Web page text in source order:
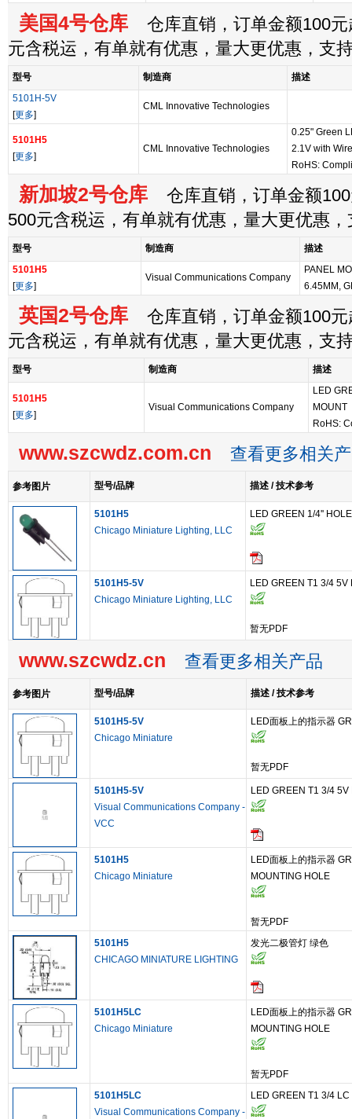
美国4号仓库 仓库直销，订单金额100元
元含税运，有单就有优惠，量大更优惠，支
型号 制造商
描述
5101H-5V
[更多]
CML Innovative Technologies
5101H5
[更多]
CML Innovative Technologies
0.25" Green
2.1V with
RoHS:
新加坡2号仓库 仓库直销，订单金额
500元含税运，有单就有优惠，量大更优惠
型号 制造商
描述
5101H5
[更多]
Visual Communications Company
PANEL
6.45MM,
英国2号仓库 仓库直销，订单金额100元
元含税运，有单就有优惠，量大更优惠，支
型号 制造商 描述
5101H5
[更多]
Visual Communications Company
LED
MOUNT
RoHS:
www.szcwdz.com.cn 查看更多相关
参考图片 型号/品牌 描述 / 技术参考
5101H5
Chicago Miniature Lighting, LLC
LED GREEN 1/4''
5101H5-5V
Chicago Miniature Lighting, LLC
LED GREEN T1 3/4 5V
暂无PDF
www.szcwdz.cn 查看更多相关产品
参考图片 型号/品牌 描述 / 技术参考
5101H5-5V
Chicago Miniature
LED面板上的指示器
暂无PDF
5101H5-5V
Visual Communications Company -
VCC
LED GREEN T1 3/4 5V
5101H5
Chicago Miniature
LED面板上的指示器
MOUNTING HOLE
暂无PDF
5101H5
CHICAGO MINIATURE LIGHTING
发光二极管灯 绿色
5101H5LC
Chicago Miniature
LED面板上的指示器
MOUNTING HOLE
暂无PDF
5101H5LC
Visual Communications Company -
LED GREEN T1 3/4